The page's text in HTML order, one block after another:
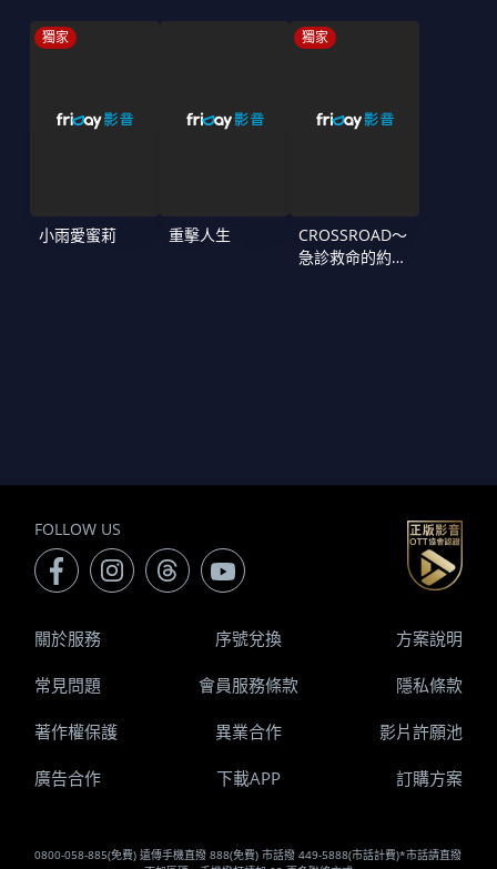
獨家
小雨愛蜜莉 重擊人生
獨家
CROSSROAD～
急診救命的約定
FOLLOW US
0800-058-885(免費) 遠傳手機直撥 888(免費) 市話撥 449-5888(市話計費)*市話請直撥
關於服務 序號兌換 方案說明
常見問題 會員服務條款 隱私條款
著作權保護 異業合作 影片許願池
廣告合作 下載APP 訂購方案